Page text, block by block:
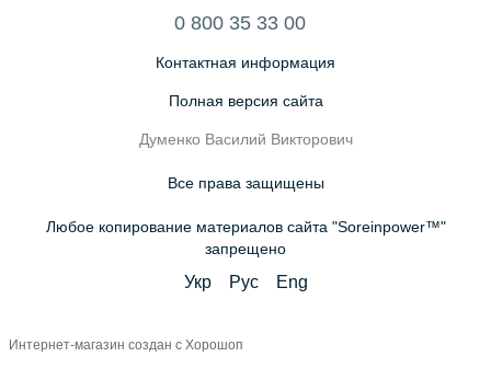
0 800 35 33 00
Контактная информация
Полная версия сайта
Думенко Василий Викторович
Все права защищены
Любое копирование материалов сайта "Soreinpower™"
запрещено
Укр Рус Eng
Интернет-магазин создан с Хорошоп